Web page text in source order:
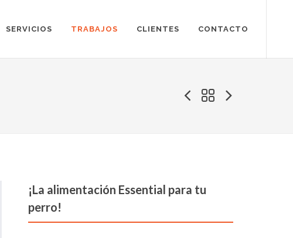
SERVICIOS TRABAJOS CLIENTES CONTACTO
¡La alimentación Essential para tu
perro!